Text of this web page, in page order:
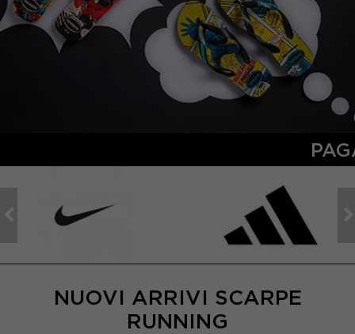
NUOVI ARRIVI SCARPE
RUNNING